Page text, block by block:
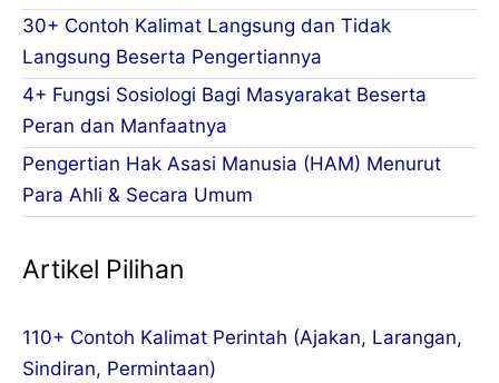
30+ Contoh Kalimat Langsung dan Tidak
Langsung Beserta Pengertiannya
4+ Fungsi Sosiologi Bagi Masyarakat Beserta
Peran dan Manfaatnya
Pengertian Hak Asasi Manusia (HAM) Menurut
Para Ahli & Secara Umum
Artikel Pilihan
110+ Contoh Kalimat Perintah (Ajakan, Larangan,
Sindiran, Permintaan)